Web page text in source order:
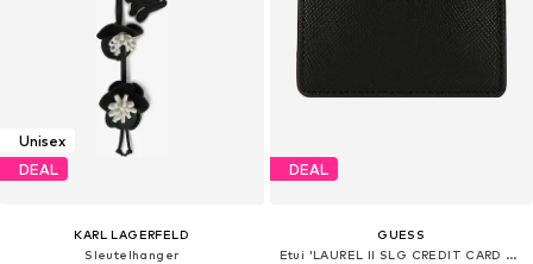
Unisex
DEAL
KARL LAGERFELD
Sleutelhanger
DEAL
GUESS
Etui 'LAUREL II SLG CREDIT CARD CASE'